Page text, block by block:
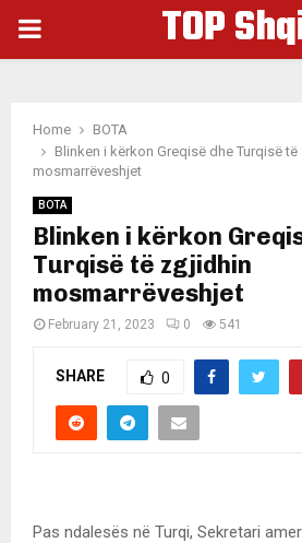
PRIMARY
TOP
Home
BOTA
Blinken i kërkon Greqisë dhe Turqisë
mosmarrëveshjet
BOTA
Blinken i kërkon
Turqisë të zgjidhin
mosmarrëveshjet
February 21, 2023 0 541
SHARE 0
Pas ndalesës në Turqi, Sekretari